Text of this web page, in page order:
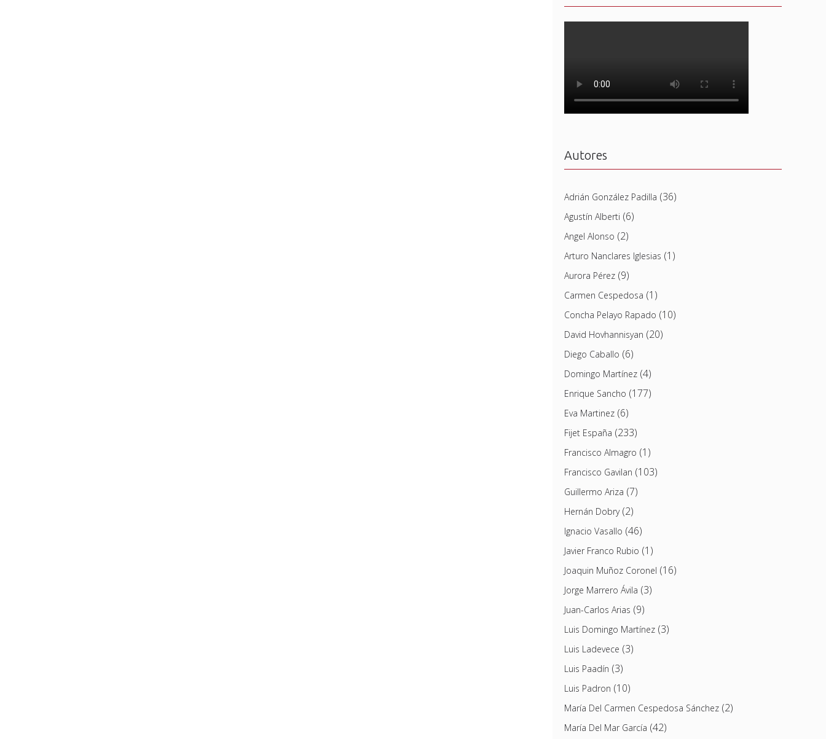
Autores
Adrián González Padilla (36)
Agustín Alberti (6)
Angel Alonso (2)
Arturo Nanclares Iglesias (1)
Aurora Pérez(9)
Carmen Cespedosa (1)
Concha Pelayo Rapado (10)
David Hovhannisyan (20)
Diego Caballo (6)
Domingo Martínez(4)
Enrique Sancho (177)
Eva Martinez(6)
Fijet España (233)
Francisco Almagro (1)
Francisco Gavilan (103)
Guillermo Ariza (7)
Hernán Dobry(2)
Ignacio Vasallo (46)
Javier Franco Rubio (1)
Joaquin Muñoz Coronel (16)
Jorge Marrero Ávila (3)
Juan-Carlos Arias (9)
Luis Domingo Martínez(3)
Luis Ladevece (3)
Luis Paadín (3)
Luis Padron (10)
María Del Carmen Cespedosa Sánchez(2)
María Del Mar García (42)